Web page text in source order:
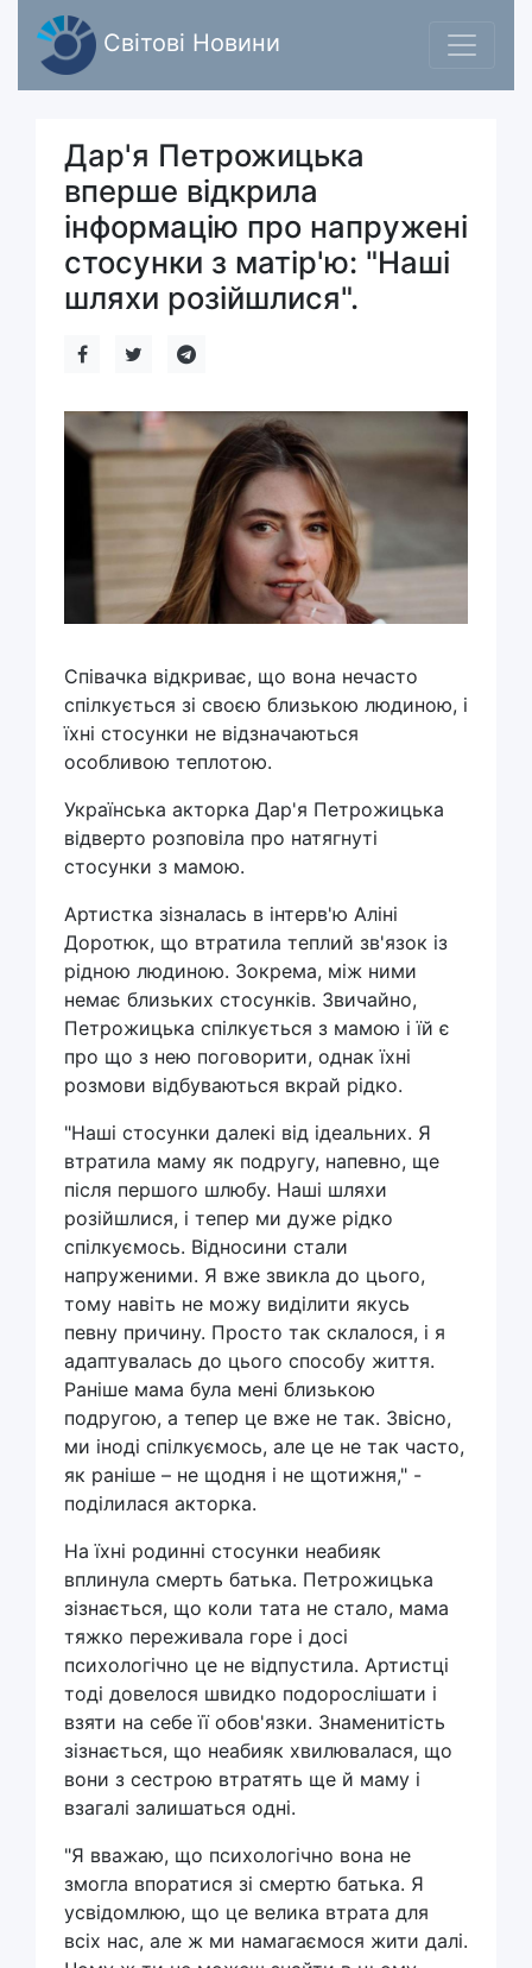
Світові Новини
Дар'я Петрожицька
вперше відкрила
інформацію про напружені
стосунки з матір'ю: "Наші
шляхи розійшлися".
Співачка відкриває, що вона нечасто
спілкується зі своєю близькою людиною, і
їхні стосунки не відзначаються
особливою теплотою.
Українська акторка Дар'я Петрожицька
відверто розповіла про натягнуті
стосунки з мамою.
Артистка зізналась в інтерв'ю Аліні
Доротюк, що втратила теплий зв'язок із
рідною людиною. Зокрема, між ними
немає близьких стосунків. Звичайно,
Петрожицька спілкується з мамою і їй є
про що з нею поговорити, однак їхні
розмови відбуваються вкрай рідко.
"Наші стосунки далекі від ідеальних. Я
втратила маму як подругу, напевно, ще
після першого шлюбу. Наші шляхи
розійшлися, і тепер ми дуже рідко
спілкуємось. Відносини стали
напруженими. Я вже звикла до цього,
тому навіть не можу виділити якусь
певну причину. Просто так склалося, і я
адаптувалась до цього способу життя.
Раніше мама була мені близькою
подругою, а тепер це вже не так. Звісно,
ми іноді спілкуємось, але це не так часто,
як раніше – не щодня і не щотижня," -
поділилася акторка.
На їхні родинні стосунки неабияк
вплинула смерть батька. Петрожицька
зізнається, що коли тата не стало, мама
тяжко переживала горе і досі
психологічно це не відпустила. Артистці
тоді довелося швидко подорослішати і
взяти на себе її обов'язки. Знаменитість
зізнається, що неабияк хвилювалася, що
вони з сестрою втратять ще й маму і
взагалі залишаться одні.
"Я вважаю, що психологічно вона не
змогла впоратися зі смертю батька. Я
усвідомлюю, що це велика втрата для
всіх нас, але ж ми намагаємося жити далі.